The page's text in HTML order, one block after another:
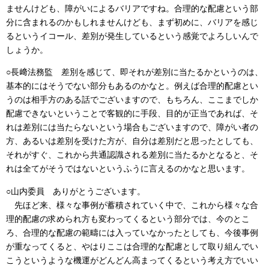
ませんけども、障がいによるバリアですね。合理的な配慮という部
分に含まれるのかもしれませんけども、まず初めに、バリアを感じ
るというイコール、差別が発生しているという感覚でよろしいんで
しょうか。
○長﨑法務監 差別を感じて、即それが差別に当たるかというのは、
基本的にはそうでない部分もあるのかなと。例えば合理的配慮とい
うのは相手方のある話でございますので、もちろん、ここまでしか
配慮できないということで客観的に手段、目的が正当であれば、そ
れは差別には当たらないという場合もございますので、障がい者の
方、あるいは差別を受けた方が、自分は差別だと思ったとしても、
それがすぐ、これから共通認識される差別に当たるかとなると、そ
れは全てがそうではないというふうに言えるのかなと思います。
○山内委員 ありがとうございます。
先ほど来、様々な事例が蓄積されていく中で、これから様々な合
理的配慮の求められ方も変わってくるという部分では、今のとこ
ろ、合理的な配慮の範疇には入っていなかったとしても、今後事例
が重なってくると、やはりここは合理的な配慮として取り組んでい
こうというような機運がどんどん高まってくるという考え方でいい